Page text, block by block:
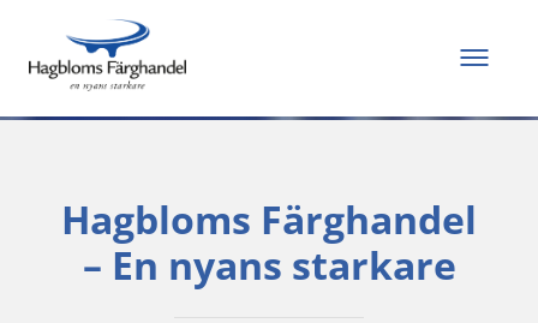
Allt du behöver för
att måla och renovera
Hagbloms Färghandel
– En nyans starkare